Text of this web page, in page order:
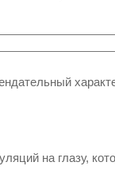
на глазу,